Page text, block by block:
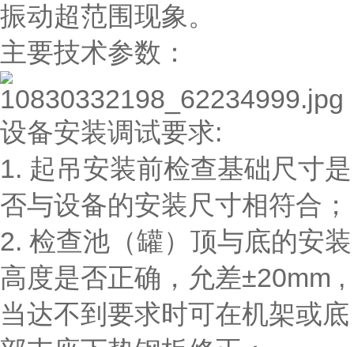
振动超范围现象。
主要技术参数：
设备安装调试要求:
1. 起吊安装前检查基础尺寸是
否与设备的安装尺寸相符合；
2. 检查池（罐）顶与底的安装
高度是否正确，允差±20mm ,
当达不到要求时可在机架或底